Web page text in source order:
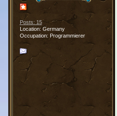
Posts: 15
Location: Germany
Occupation: Programmierer